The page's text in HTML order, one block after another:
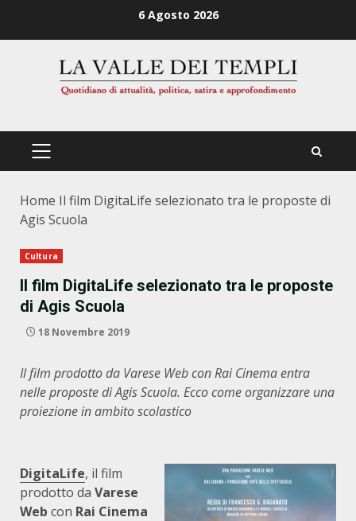
6 Agosto 2026
PRIMÄRES
Home Il film DigitaLife selezionato tra le proposte di
Agis Scuola
Cultura
Il film DigitaLife selezionato tra le proposte
di Agis Scuola
18 Novembre 2019
Il film prodotto da Varese Web con Rai Cinema entra
nelle proposte di Agis Scuola. Ecco come organizzare una
proiezione in ambito scolastico
DigitaLife, il film
prodotto da Varese
Web con Rai Cinema